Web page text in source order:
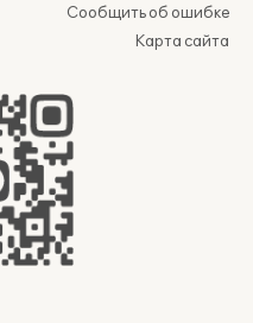
Сообщить об ошибке
Карта сайта